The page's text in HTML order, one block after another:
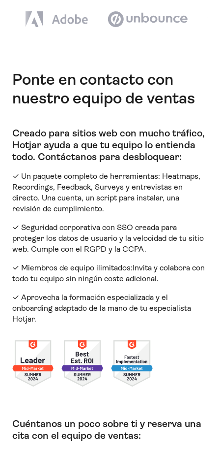
Ponte en contacto con
nuestro equipo de ventas
Creado para sitios web con mucho tráfico,
Hotjar ayuda a que tu equipo lo entienda
todo. Contáctanos para desbloquear:
✓ Un paquete completo de herramientas: Heatmaps,
Recordings, Feedback, Surveys y entrevistas en
directo. Una cuenta, un script para instalar, una
revisión de cumplimiento.
✓ Seguridad corporativa con SSO creada para
proteger los datos de usuario y la velocidad de tu sitio
web. Cumple con el RGPD y la CCPA.
✓ Miembros de equipo ilimitados:Invita y colabora con
todo tu equipo sin ningún coste adicional.
✓ Aprovecha la formación especializada y el
onboarding adaptado de la mano de tu especialista
Hotjar.
Cuéntanos un poco sobre ti y reserva una
cita con el equipo de ventas: